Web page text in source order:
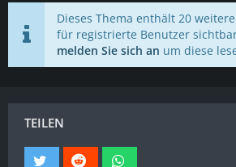
Dieses Thema enthält 20
für registrierte Benutzer
melden Sie sich an um diese
TEILEN